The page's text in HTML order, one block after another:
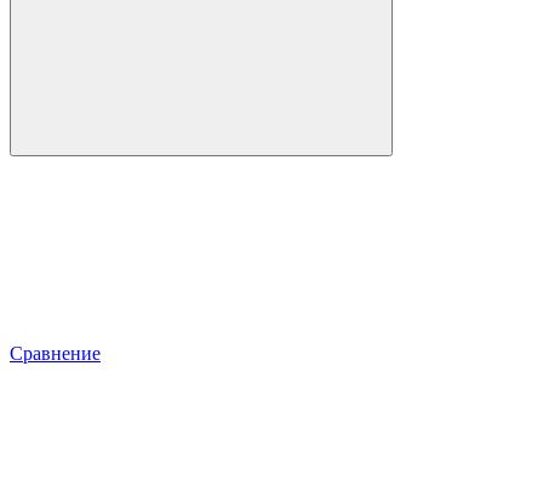
Сравнение